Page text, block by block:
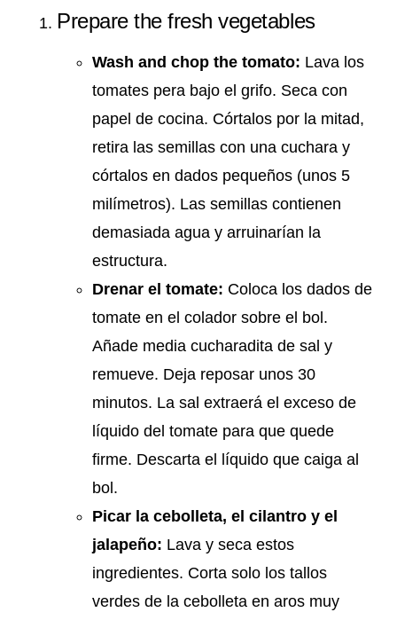
Prepare the fresh vegetables
Wash and chop the tomato: Lava los
tomates pera bajo el grifo. Seca con
papel de cocina. Córtalos por la mitad,
retira las semillas con una cuchara y
córtalos en dados pequeños (unos 5
milímetros). Las semillas contienen
demasiada agua y arruinarían la
estructura.
Drenar el tomate: Coloca los dados de
tomate en el colador sobre el bol.
Añade media cucharadita de sal y
remueve. Deja reposar unos 30
minutos. La sal extraerá el exceso de
líquido del tomate para que quede
firme. Descarta el líquido que caiga al
bol.
Picar la cebolleta, el cilantro y el
jalapeño: Lava y seca estos
ingredientes. Corta solo los tallos
verdes de la cebolleta en aros muy